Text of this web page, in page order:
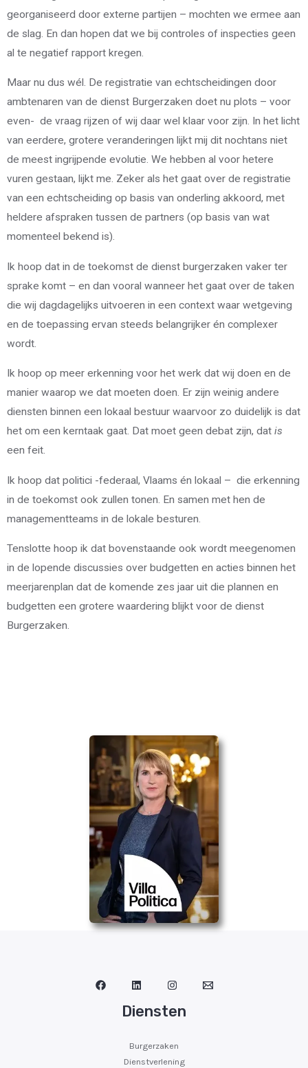
georganiseerd door externe partijen – mochten we ermee aan
de slag. En dan hopen dat we bij controles of inspecties geen
al te negatief rapport kregen.
Maar nu dus wél. De registratie van echtscheidingen door
ambtenaren van de dienst Burgerzaken doet nu plots – voor
even- de vraag rijzen of wij daar wel klaar voor zijn. In het licht
van eerdere, grotere veranderingen lijkt mij dit nochtans niet
de meest ingrijpende evolutie. We hebben al voor hetere
vuren gestaan, lijkt me. Zeker als het gaat over de registratie
van een echtscheiding op basis van onderling akkoord, met
heldere afspraken tussen de partners (op basis van wat
momenteel bekend is).
Ik hoop dat in de toekomst de dienst burgerzaken vaker ter
sprake komt – en dan vooral wanneer het gaat over de taken
die wij dagdagelijks uitvoeren in een context waar wetgeving
en de toepassing ervan steeds belangrijker én complexer
wordt.
Ik hoop op meer erkenning voor het werk dat wij doen en de
manier waarop we dat moeten doen. Er zijn weinig andere
diensten binnen een lokaal bestuur waarvoor zo duidelijk is dat
het om een kerntaak gaat. Dat moet geen debat zijn, dat is
een feit.
Ik hoop dat politici -federaal, Vlaams én lokaal – die erkenning
in de toekomst ook zullen tonen. En samen met hen de
managementteams in de lokale besturen.
Tenslotte hoop ik dat bovenstaande ook wordt meegenomen
in de lopende discussies over budgetten en acties binnen het
meerjarenplan dat de komende zes jaar uit die plannen en
budgetten een grotere waardering blijkt voor de dienst
Burgerzaken.
Diensten
Burgerzaken
Dienstverlening